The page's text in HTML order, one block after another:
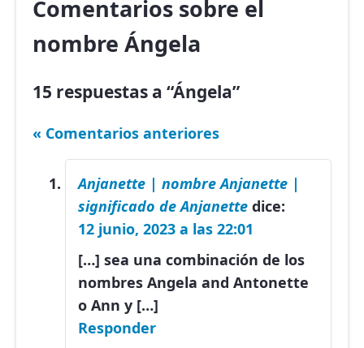
Comentarios sobre el
nombre Ángela
15 respuestas a “Ángela”
« Comentarios anteriores
Anjanette | nombre Anjanette |
significado de Anjanette dice:
12 junio, 2023 a las 22:01
[…] sea una combinación de los
nombres Angela and Antonette
o Ann y […]
Responder